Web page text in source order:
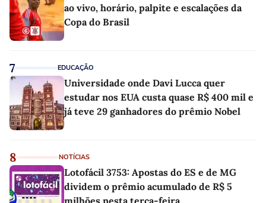
ao vivo, horário, palpite e escalações da
Copa do Brasil
7 EDUCAÇÃO
Universidade onde Davi Lucca quer
estudar nos EUA custa quase R$ 400 mil e
já teve 29 ganhadores do prêmio Nobel
8 NOTÍCIAS
Lotofácil 3753: Apostas do ES e de MG
dividem o prêmio acumulado de R$ 5
milhões nesta terça-feira